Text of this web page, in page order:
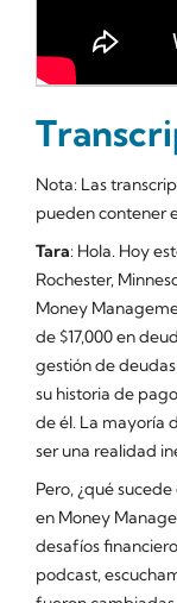
Nota: Las
pueden contener
Tara: Hola. Hoy
Rochester,
Money
de $17,000 en
gestión de
su historia de
de él. La mayoría
ser una realidad
Pero, ¿qué
en Money
desafíos
podcast,